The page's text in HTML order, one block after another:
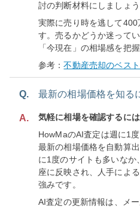
討の判断材料にしましょう
実際に売り時を逃して
す。売るかどうか迷って
「今現在」の相場感を把
参考：不動産売却のベス
Q. 最新の相場価格を知る
A.
気軽に相場を確認するに
HowMaのAI査定は週に1
最新の相場価格を自動算
に1度のサイトも多いな
座に反映され、人手によ
強みです。
AI査定の更新情報は、メ